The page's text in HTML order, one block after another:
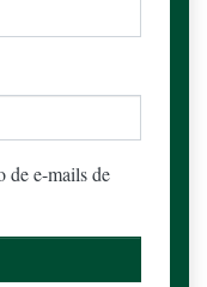
de e-mails de